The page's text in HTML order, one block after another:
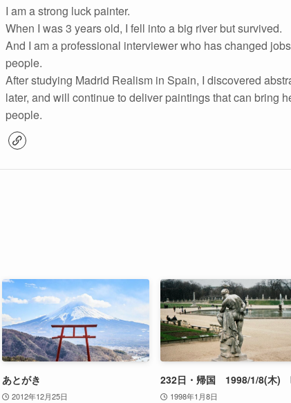
I am a strong luck painter.
When I was 3 years old, I fell into a big river but survived.
And I am a professional interviewer who has changed
people.
After studying Madrid Realism in Spain, I discovered
later, and will continue to deliver paintings that can bring
people.
あとがき
2012年12月25日
232日・帰国 1998/1/8(木)
1998年1月8日